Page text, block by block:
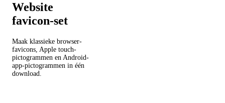
Website
favicon-set
Maak klassieke browser-
favicons, Apple touch-
pictogrammen en Android-
app-pictogrammen in één
download.